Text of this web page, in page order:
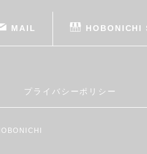
MAIL HOBONICHI
プライバシーポリシー